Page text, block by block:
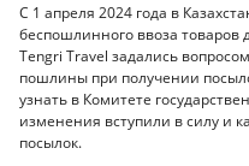
С 1 апреля 2024 года в
беспошлинного ввоза товаров
Tengri Travel задались
пошлины при получении
узнать в Комитете
изменения вступили в силу и
посылок.